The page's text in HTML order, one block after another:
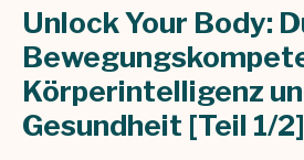
Unlock Your Body:
Körperintelligenz
Gesundheit [Teil 1/